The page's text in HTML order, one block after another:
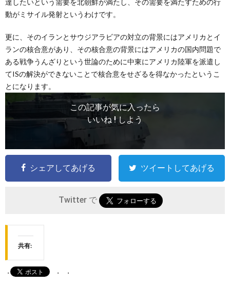
達したいという需要を北朝鮮が満たし、その需要を満たすための行
動がミサイル発射というわけです。
更に、そのイランとサウジアラビアの対立の背景にはアメリカとイ
ランの核合意があり、その核合意の背景にはアメリカの国内問題で
ある戦争うんざりという世論のために中東にアメリカ陸軍を派遣し
てISの解決ができないことで核合意をせざるを得なかったというこ
とになります。
この記事が気に入ったら
いいね ! しよう
シェアしてあげる ツイートしてあげる
Twitter で
共有: